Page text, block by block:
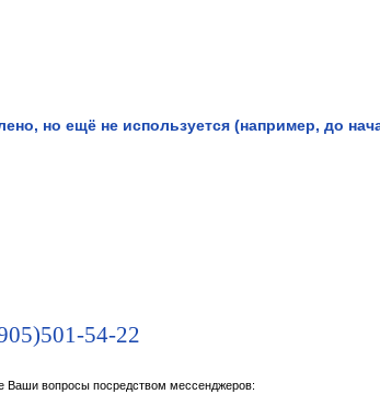
но ещё не используется (например, до
54-22
Ваши вопросы посредством мессенджеров: